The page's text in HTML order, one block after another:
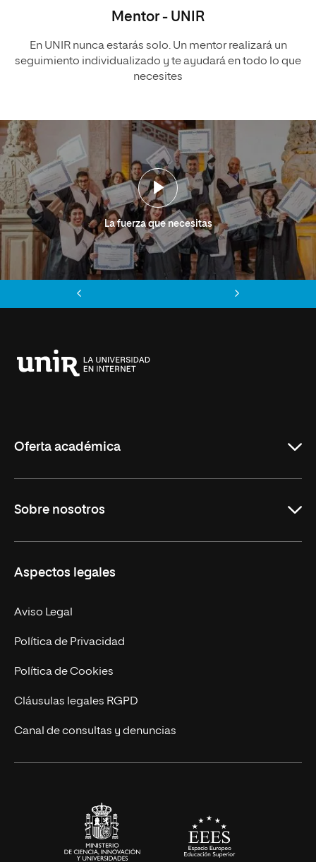
Mentor - UNIR
En UNIR nunca estarás solo. Un mentor realizará un
seguimiento individualizado y te ayudará en todo lo que
necesites
La fuerza que necesitas
Oferta académica
Másteres Oficiales
Doctorados
Experto Universitario
Postgrados
Cursos Universitarios
Sobre nosotros
Facultades
Nuestro Equipo
Trabaja en UNIR
Actualidad
UNIR Revista
Eventos
Aspectos legales
Aviso Legal
Política de Privacidad
Política de Cookies
Cláusulas legales RGPD
Canal de consultas y denuncias